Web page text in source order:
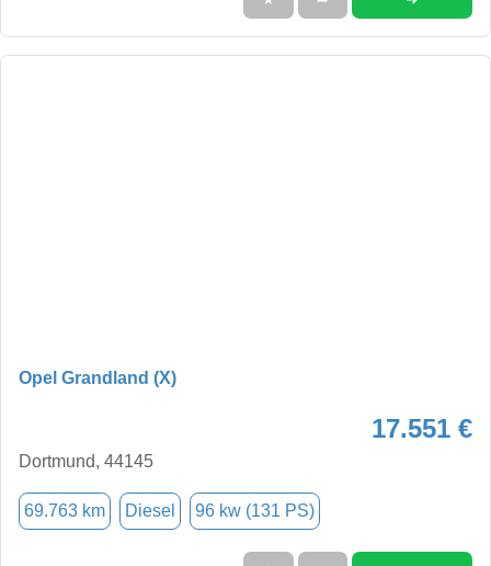
Opel Grandland (X)
17.551 €
Dortmund, 44145
69.763 km Diesel 96 kw (131 PS)